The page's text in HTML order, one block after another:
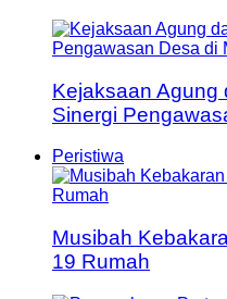
Kejaksaan Agung
Sinergi
Peristiwa
Musibah
19 Rumah